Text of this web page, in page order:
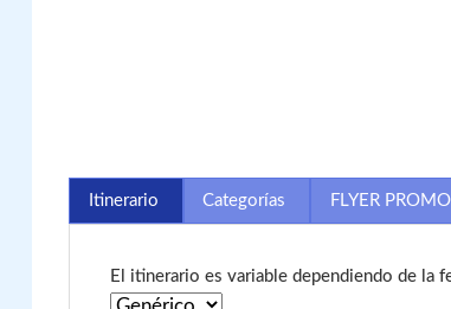
Itinerario Categorías FLYER
El itinerario es variable dependiendo de la